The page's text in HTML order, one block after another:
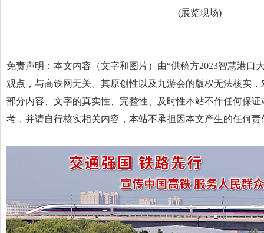
(展览现场)
免责声明：本文内容（文字和图片）由“供稿方2023智慧港口
观点，与高铁网无关。其原创性以及九游会的版权无法核实
部分内容、文字的真实性、完整性、及时性本站不作任何保
考，并请自行核实相关内容，本站不承担因本文产生的任何责